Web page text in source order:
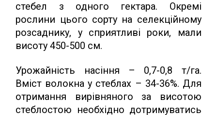
стебел з одного гектара. Окремі
рослини цього сорту на селекційному
розсаднику, у сприятливі роки, мали
висоту 450-500 см.
Урожайність насіння – 0,7-0,8 т/га.
Вміст волокна у стеблах – 34-36%. Для
отримання вирівняного за висотою
стеблостою необхідно дотримуватись